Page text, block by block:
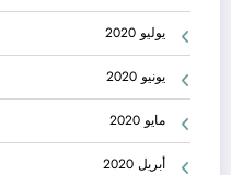
يوليو 2020
يونيو 2020
مايو 2020
أبريل 2020